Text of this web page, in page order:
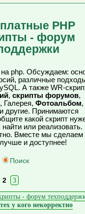
PHP
- форум
php. Обсуждаем:
различные
А также WR-
, скрипты форумов,
Галерея, Фотоальбом,
другие. Принимаются
какой скрипт
или реализовать.
Вместе мы сделаем
и доступнее!
Поиск
2 3
- форум
у кого некорректно